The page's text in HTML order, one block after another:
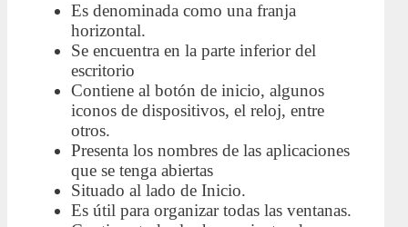
Es denominada como una franja
horizontal.
Se encuentra en la parte inferior del
escritorio
Contiene al botón de inicio, algunos
iconos de dispositivos, el reloj, entre
otros.
Presenta los nombres de las aplicaciones
que se tenga abiertas
Situado al lado de Inicio.
Es útil para organizar todas las ventanas.